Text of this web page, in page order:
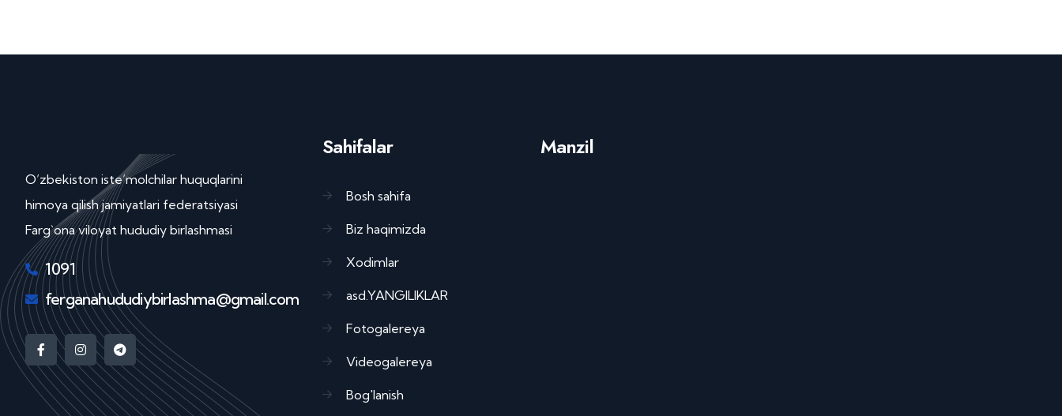
O’zbekiston iste’molchilar huquqlarini
himoya qilish jamiyatlari federatsiyasi
Farg`ona viloyat hududiy birlashmasi
1091
ferganahududiybirlashma@gmail.com
Sahifalar
Bosh sahifa
Biz haqimizda
Xodimlar
asd.YANGILIKLAR
Fotogalereya
Videogalereya
Bog'lanish
Manzil